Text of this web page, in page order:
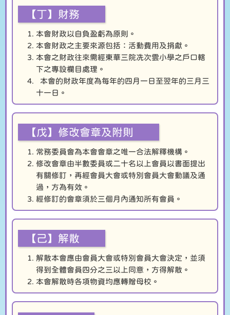
【丁】財務
本會財政以自負盈虧為原則。
本會財政之主要來源包括：活動費用及捐獻。
本會之財政往來需經東華三院冼次雲小學之戶口轄
下之專設欄目處理。
本會的財政年度為每年的四月一日至翌年的三月三
十一日。
【戊】修改會章及附則
常務委員會為本會會章之唯一合法解釋機構。
修改會章由半數委員或二十名以上會員以書面提出
有關修訂，再經會員大會或特別會員大會動議及通
過，方為有效。
經修訂的會章須於三個月內通知所有會員。
【己】解散
解散本會應由會員大會或特別會員大會決定，並須
得到全體會員四分之三以上同意，方得解散。
本會解散時各項物資均應轉贈母校。